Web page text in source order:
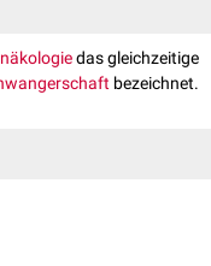
das gleichzeitige
bezeichnet.